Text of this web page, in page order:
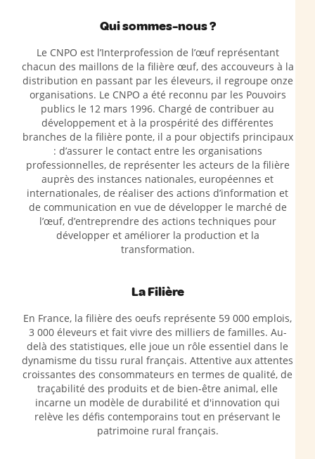
Qui sommes-nous ?
Le CNPO est l’Interprofession de l’œuf représentant
chacun des maillons de la filière œuf, des accouveurs à la
distribution en passant par les éleveurs, il regroupe onze
organisations. Le CNPO a été reconnu par les Pouvoirs
publics le 12 mars 1996. Chargé de contribuer au
développement et à la prospérité des différentes
branches de la filière ponte, il a pour objectifs principaux
: d’assurer le contact entre les organisations
professionnelles, de représenter les acteurs de la filière
auprès des instances nationales, européennes et
internationales, de réaliser des actions d’information et
de communication en vue de développer le marché de
l’œuf, d’entreprendre des actions techniques pour
développer et améliorer la production et la
transformation.
La Filière
En France, la filière des oeufs représente 59 000 emplois,
3 000 éleveurs et fait vivre des milliers de familles. Au-
delà des statistiques, elle joue un rôle essentiel dans le
dynamisme du tissu rural français. Attentive aux attentes
croissantes des consommateurs en termes de qualité, de
traçabilité des produits et de bien-être animal, elle
incarne un modèle de durabilité et d'innovation qui
relève les défis contemporains tout en préservant le
patrimoine rural français.